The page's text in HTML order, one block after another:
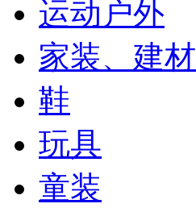
运动户外
家装、建材
鞋
玩具
童装